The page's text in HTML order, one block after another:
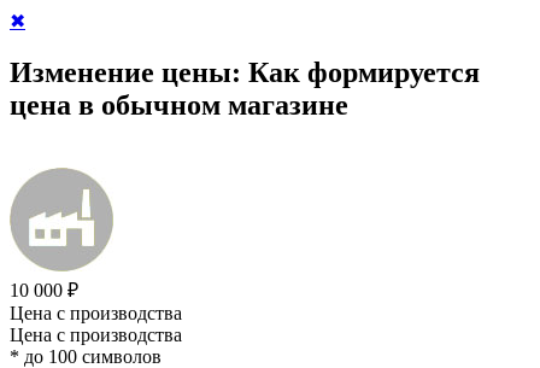
✖
Изменение цены: Как формируется
цена в обычном магазине
10 000 ₽
Цена с производства
Цена с производства
* до 100 символов